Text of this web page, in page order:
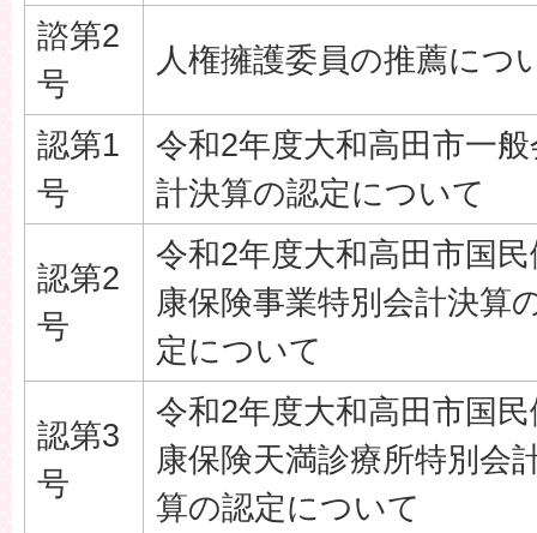
諮第2
号
人権擁護委員の推薦につ
認第1
号
令和2年度大和高田市一般
計決算の認定について
認第2
号
令和2年度大和高田市国民
康保険事業特別会計決算
定について
認第3
号
令和2年度大和高田市国民
康保険天満診療所特別会
算の認定について